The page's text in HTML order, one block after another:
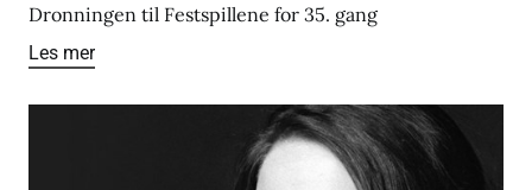
Dronningen til Festspillene for 35. gang
Les mer